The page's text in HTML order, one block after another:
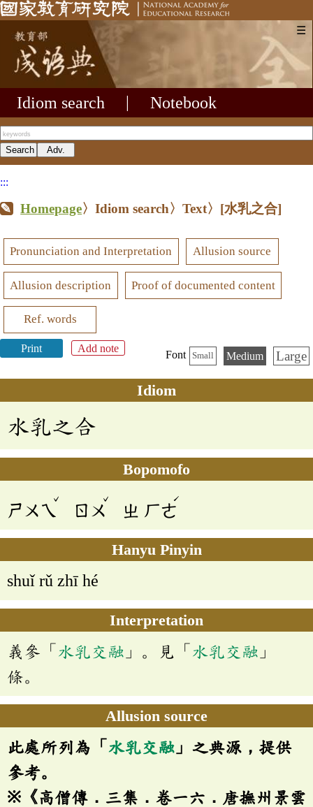
☰
Idiom search Notebook
:::
Homepage〉Idiom search〉Text〉 [水乳之合]
Pronunciation and Interpretation Allusion source
Allusion description Proof of documented content
Ref. words
Print Add note
Font Small Medium Large
Idiom
水乳之合
Bopomofo
ㄕㄨㄟ
ˇ
ㄖㄨ
ˇ
ㄓ ㄏㄜ
ˊ
Hanyu Pinyin
shuǐ rǔ zhī hé
Interpretation
義參「 水乳交融 」。見「 水乳交融 」
條。
Allusion source
此處所列為「 水乳交融 」之典源，提供
參考。
※《高僧傳．三集．卷一六．唐撫州景雲